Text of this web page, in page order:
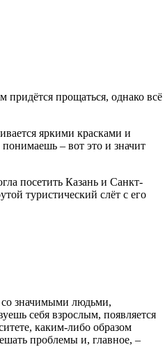
прощаться, однако всё
яркими красками и
– вот это и значит
посетить Казань и Санкт-
туристический слёт с его
со значимыми людьми,
себя взрослым, появляется
каким-либо образом
проблемы и, главное, –